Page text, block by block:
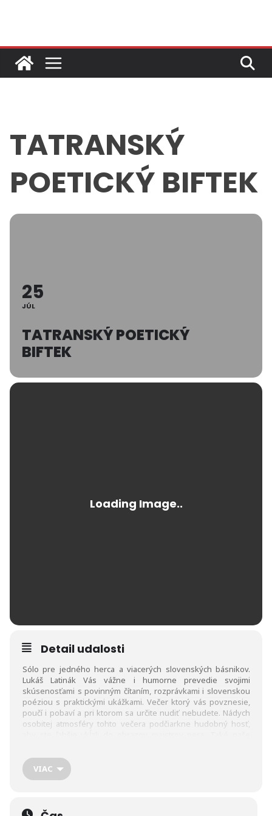
TATRANSKÝ
POETICKÝ BIFTEK
25
JÚL
TATRANSKÝ POETICKÝ
BIFTEK
Detail udalosti
Sólo pre jedného herca a viacerých slovenských básnikov.
Lukáš Latinák Vás vážne i humorne prevedie svojimi
skúsenosťami s povinným čítaním, rozprávkami i slovenskou
poéziou s praktickými ukážkami. Večer ktorý vás povznesie,
poučí i pobaví a pri ktorom sa určite nudiť nebudete. Nádych
osobitej atmosféry tohto večera podčiarkne hudobný hosť,
školských lavíc…Tatranský poetický biftek! “Nikoho nenútim –
lebo to nebude klasické divadlo, ale skôr stretnutie
výnimočnej skupiny divákov, mňa a niečoho čo nás
Vstupné: 10€ v predpredaji 12€ na mieste
VIAC